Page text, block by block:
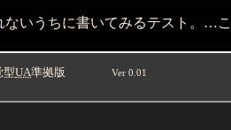
いうちに書いてみるテスト。…
型UA準拠版Ver 0.01